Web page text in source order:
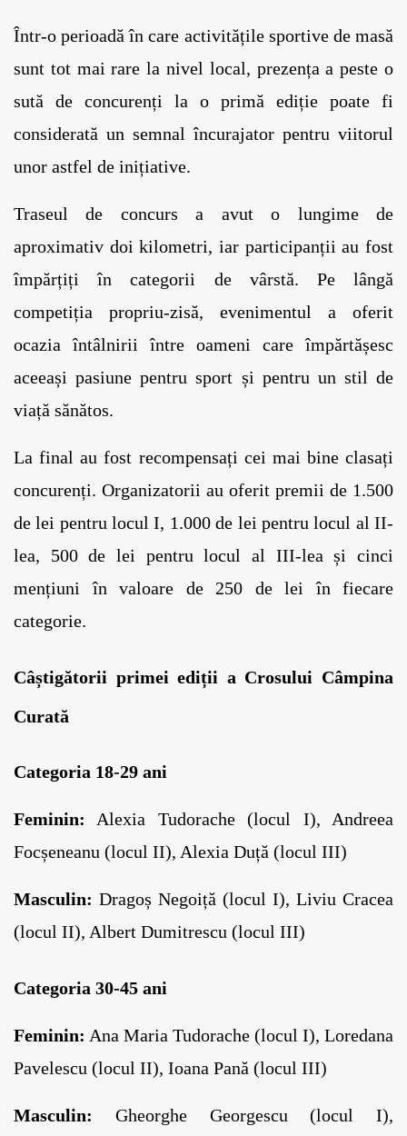
Într-o perioadă în care activitățile sportive de masă
sunt tot mai rare la nivel local, prezența a peste o
sută de concurenți la o primă ediție poate fi
considerată un semnal încurajator pentru viitorul
unor astfel de inițiative.
Traseul de concurs a avut o lungime de
aproximativ doi kilometri, iar participanții au fost
împărțiți în categorii de vârstă. Pe lângă
competiția propriu-zisă, evenimentul a oferit
ocazia întâlnirii între oameni care împărtășesc
aceeași pasiune pentru sport și pentru un stil de
viață sănătos.
La final au fost recompensați cei mai bine clasați
concurenți. Organizatorii au oferit premii de 1.500
de lei pentru locul I, 1.000 de lei pentru locul al II-
lea, 500 de lei pentru locul al III-lea și cinci
mențiuni în valoare de 250 de lei în fiecare
categorie.
Câștigătorii primei ediții a Crosului Câmpina
Curată
Categoria 18-29 ani
Feminin: Alexia Tudorache (locul I), Andreea
Focșeneanu (locul II), Alexia Duță (locul III)
Masculin: Dragoș Negoiță (locul I), Liviu Cracea
(locul II), Albert Dumitrescu (locul III)
Categoria 30-45 ani
Feminin: Ana Maria Tudorache (locul I), Loredana
Pavelescu (locul II), Ioana Pană (locul III)
Masculin: Gheorghe Georgescu (locul I),